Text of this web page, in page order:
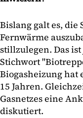
Bislang galt es, die
Fernwärme
stillzulegen. Das
Stichwort
Biogasheizung hat
15 Jahren.
Gasnetzes eine
diskutiert.